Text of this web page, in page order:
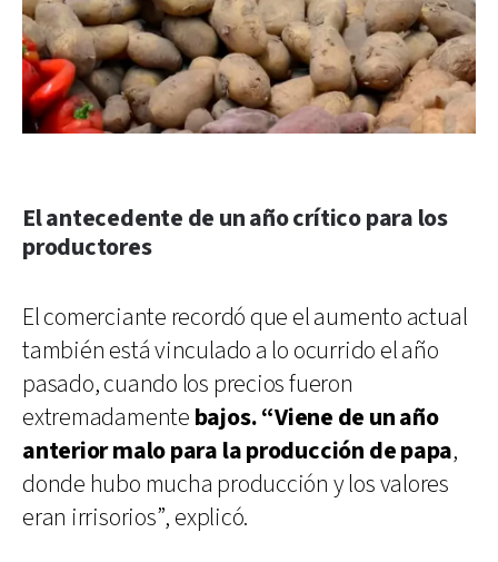
El antecedente de un año crítico para los
productores
El comerciante recordó que el aumento actual
también está vinculado a lo ocurrido el año
pasado, cuando los precios fueron
extremadamente bajos. “Viene de un año
anterior malo para la producción de papa,
donde hubo mucha producción y los valores
eran irrisorios”, explicó.